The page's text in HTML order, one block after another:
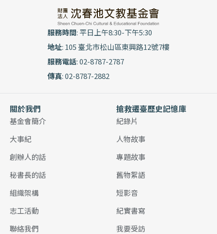
服務時間: 平日上午8:30-下午5:30
地址: 105 臺北市松山區東興路12號7樓
服務電話: 02-8787-2787
傳真: 02-8787-2882
關於我們
基金會簡介
大事紀
創辦人的話
秘書長的話
組織架構
志工活動
聯絡我們
搶救遷臺歷史記憶庫
紀錄片
人物故事
專題故事
舊物絮語
短影音
紀實書寫
我要受訪